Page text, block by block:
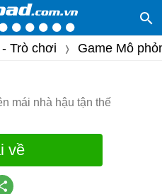
Trò chơi Game Mô
mái nhà hậu tận thế
về